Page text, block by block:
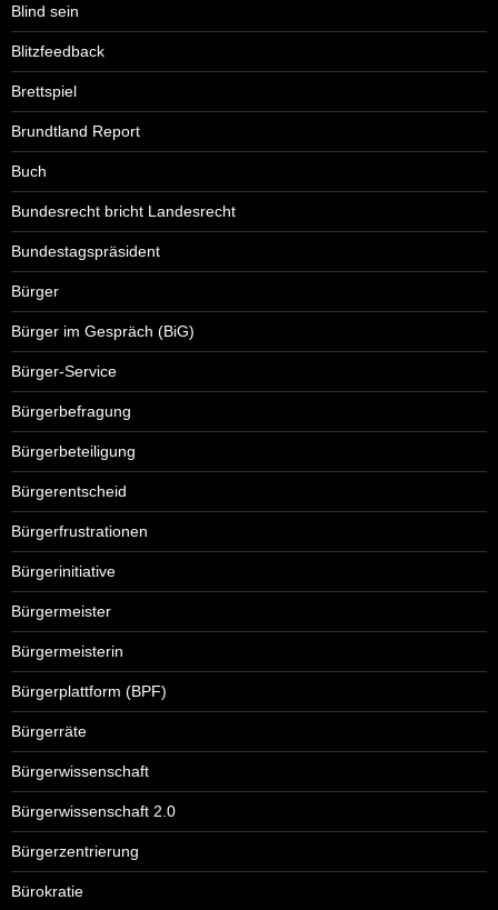
Blind sein
Blitzfeedback
Brettspiel
Brundtland Report
Buch
Bundesrecht bricht Landesrecht
Bundestagspräsident
Bürger
Bürger im Gespräch (BiG)
Bürger-Service
Bürgerbefragung
Bürgerbeteiligung
Bürgerentscheid
Bürgerfrustrationen
Bürgerinitiative
Bürgermeister
Bürgermeisterin
Bürgerplattform (BPF)
Bürgerräte
Bürgerwissenschaft
Bürgerwissenschaft 2.0
Bürgerzentrierung
Bürokratie